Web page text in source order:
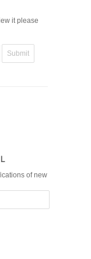
it please
of new